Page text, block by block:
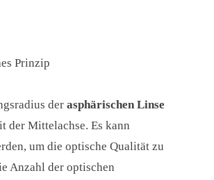
Prinzip
derasphärischen Linse
der Mittelachse. Es kann
um die optische Qualität zu
Anzahl der optischen